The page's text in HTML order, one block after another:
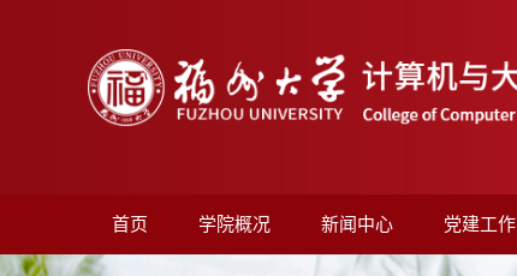
首页 学院概况 新闻中心 党建工作